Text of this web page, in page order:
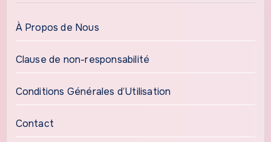
À Propos de Nous
Clause de non-responsabilité
Conditions Générales d’Utilisation
Contact